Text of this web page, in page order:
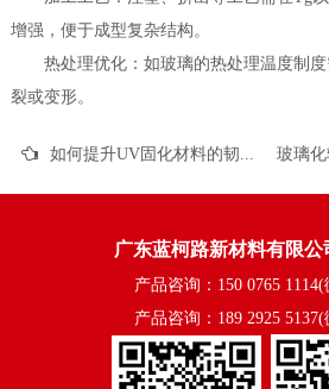
增强，便于成型复杂结构。
热处理优化：如玻璃的热处理温度制度
裂或变形。
广东蓝柯路新材料有限公
产品咨询：150 0765
产品咨询：189 2925